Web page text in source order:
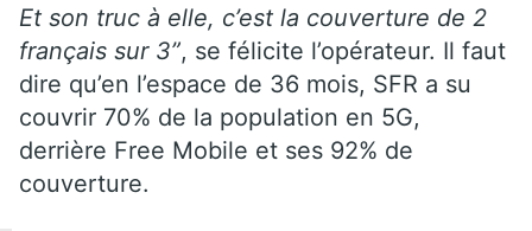
Et son truc à elle, c’est la couverture de 2
français sur 3”, se félicite l’opérateur. Il faut
dire qu’en l’espace de 36 mois, SFR a su
couvrir 70% de la population en 5G,
derrière Free Mobile et ses 92% de
couverture.